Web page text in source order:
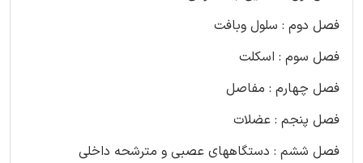
فصل دوم : سلول وبافت
فصل سوم : اسکلت
فصل چهارم : مفاصل
فصل پنجم : عضلات
فصل ششم : دستگاههای عصبی و مترشحه داخلی